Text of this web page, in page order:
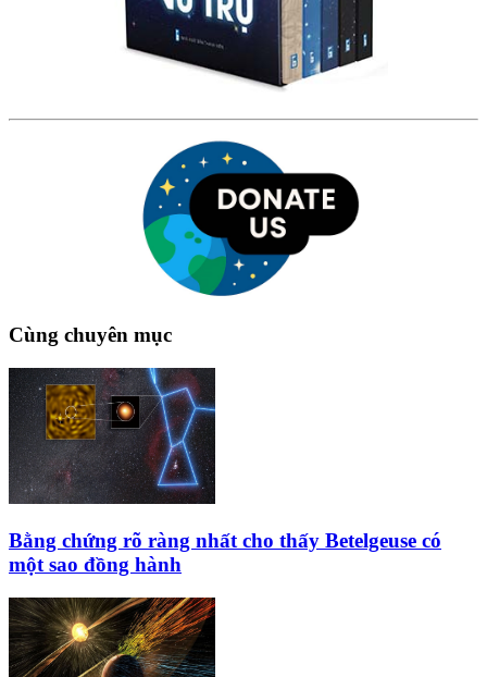
Cùng chuyên mục
Bằng chứng rõ ràng nhất cho thấy Betelgeuse có
một sao đồng hành